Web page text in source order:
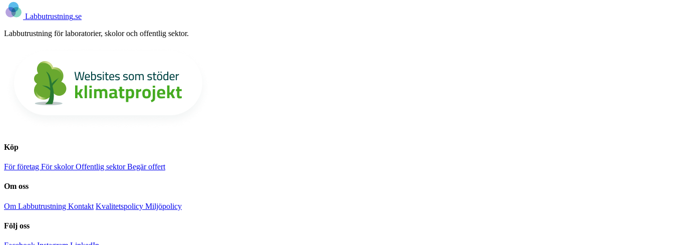
Labbutrustning.se
Labbutrustning för laboratorier, skolor och offentlig sektor.
Köp
För företag För skolorOffentlig sektorBegär offert
Om oss
Om Labbutrustning Kontakt Kvalitetspolicy Miljöpolicy
Följ oss